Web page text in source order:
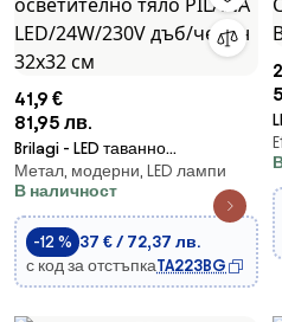
41,9 €
81,95 лв.
Brilagi - LED таванно
осветително тяло PILANA
LED/24W/230V дъб/черен
32x32 см
Метал, модерни, LED лампи
В наличност
-12 % 37 € / 72,37 лв.
с код за отстъпкаTA223BG